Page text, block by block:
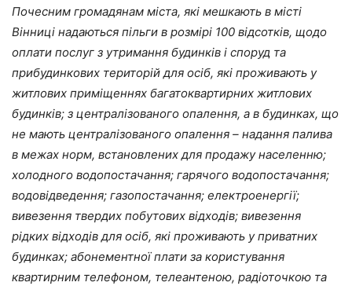
Почесним громадянам міста, які мешкають в місті
Вінниці надаються пільги в розмірі 100 відсотків, щодо
оплати послуг з утримання будинків і споруд та
прибудинкових територій для осіб, які проживають у
житлових приміщеннях багатоквартирних житлових
будинків; з централізованого опалення, а в будинках, що
не мають централізованого опалення – надання палива
в межах норм, встановлених для продажу населенню;
холодного водопостачання; гарячого водопостачання;
водовідведення; газопостачання; електроенергії;
вивезення твердих побутових відходів; вивезення
рідких відходів для осіб, які проживають у приватних
будинках; абонементної плати за користування
квартирним телефоном, телеантеною, радіоточкою та